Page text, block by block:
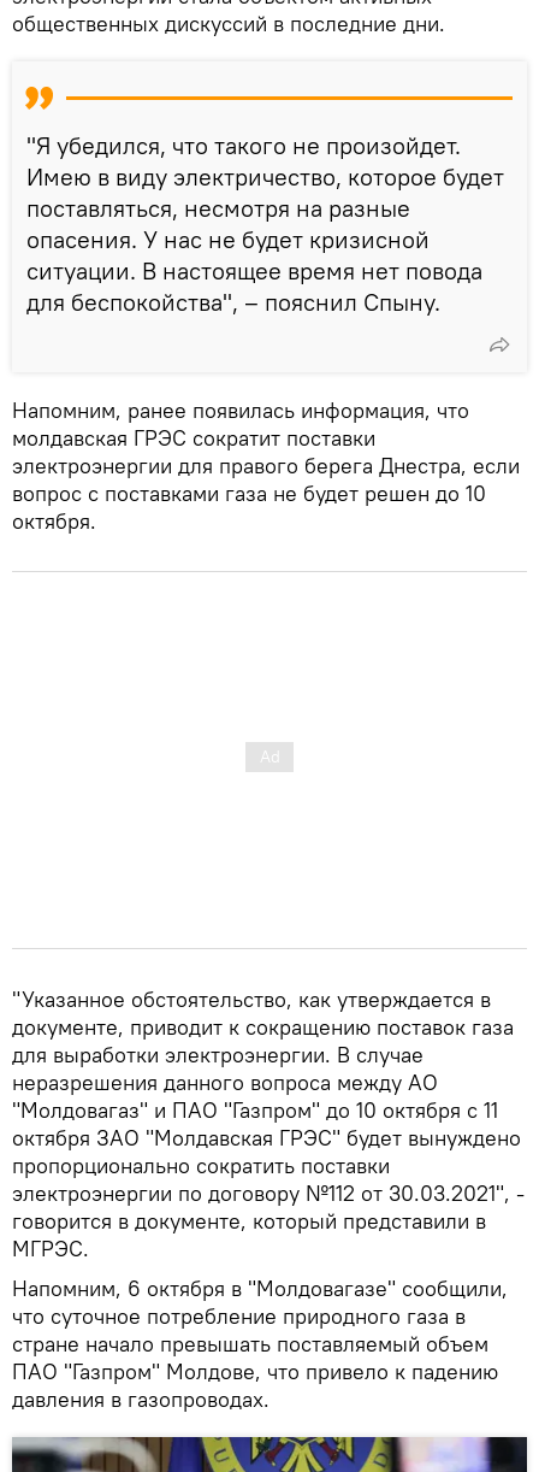
общественных дискуссий в последние дни.
"Я убедился, что такого не произойдет.
Имею в виду электричество, которое будет
поставляться, несмотря на разные
опасения. У нас не будет кризисной
ситуации. В настоящее время нет повода
для беспокойства", – пояснил Спыну.
Напомним, ранее появилась информация, что
молдавская ГРЭС сократит поставки
электроэнергии для правого берега Днестра, если
вопрос с поставками газа не будет решен до 10
октября.
"Указанное обстоятельство, как утверждается в
документе, приводит к сокращению поставок газа
для выработки электроэнергии. В случае
неразрешения данного вопроса между АО
"Молдовагаз" и ПАО "Газпром" до 10 октября с 11
октября ЗАО "Молдавская ГРЭС" будет вынуждено
пропорционально сократить поставки
электроэнергии по договору №112 от 30.03.2021", -
говорится в документе, который представили в
МГРЭС.
Напомним, 6 октября в "Молдовагазе" сообщили,
что суточное потребление природного газа в
стране начало превышать поставляемый объем
ПАО "Газпром" Молдове, что привело к падению
давления в газопроводах.